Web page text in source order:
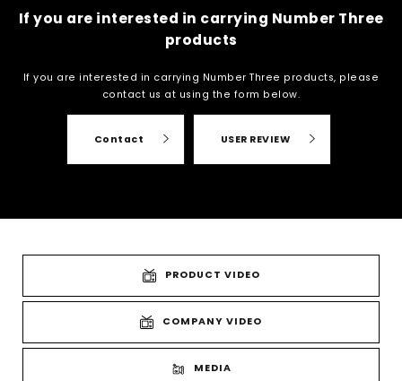
If you are interested in carrying Number Three
products
If you are interested in carrying Number Three products, please
contact us at using the form below.
Contact USER REVIEW
PRODUCT VIDEO
COMPANY VIDEO
MEDIA